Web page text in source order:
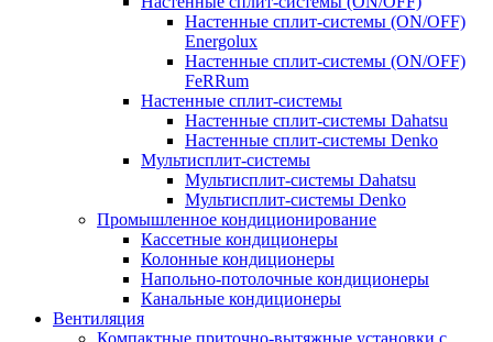
Настенные сплит-системы (ON/OFF)
Energolux
Настенные сплит-системы (ON/OFF)
FeRRum
Настенные сплит-системы
Настенные сплит-системы Dahatsu
Настенные сплит-системы Denko
Мультисплит-системы
Мультисплит-системы Dahatsu
Мультисплит-системы Denko
Промышленное кондиционирование
Кассетные кондиционеры
Колонные кондиционеры
Напольно-потолочные кондиционеры
Канальные кондиционеры
Вентиляция
Компактные приточно-вытяжные установки с